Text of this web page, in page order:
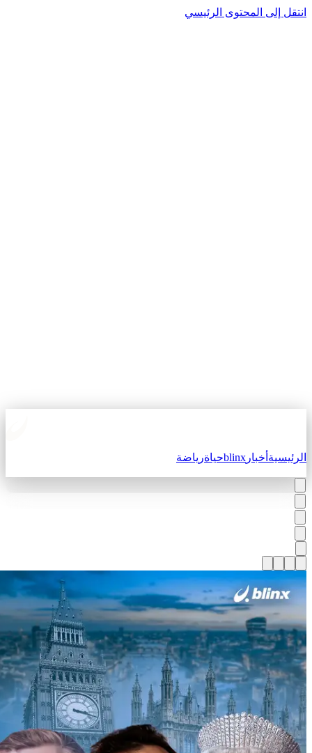
انتقل إلى المحتوى الرئيسي
الرئيسيةأخبارblinxحياةرياضة